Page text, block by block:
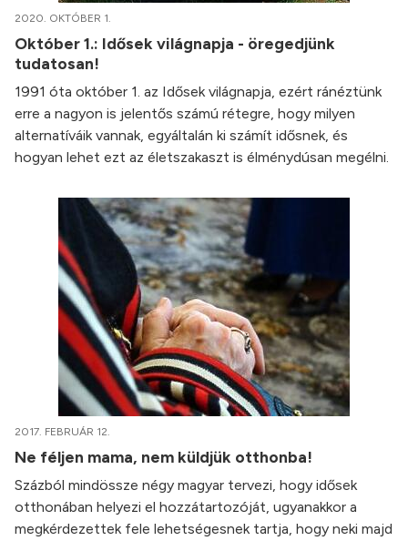
2020. OKTÓBER 1.
Október 1.: Idősek világnapja - öregedjünk
tudatosan!
1991 óta október 1. az Idősek világnapja, ezért ránéztünk
erre a nagyon is jelentős számú rétegre, hogy milyen
alternatíváik vannak, egyáltalán ki számít idősnek, és
hogyan lehet ezt az életszakaszt is élménydúsan megélni.
2017. FEBRUÁR 12.
Ne féljen mama, nem küldjük otthonba!
Százból mindössze négy magyar tervezi, hogy idősek
otthonában helyezi el hozzátartozóját, ugyanakkor a
megkérdezettek fele lehetségesnek tartja, hogy neki majd